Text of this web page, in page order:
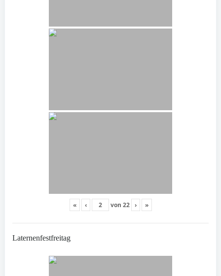
« ‹ von 22 › »
Laternenfestfreitag